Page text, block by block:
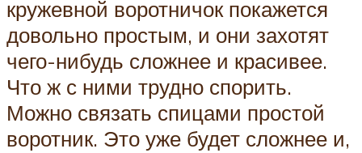
кружевной воротничок покажется
довольно простым, и они захотят
чего-нибудь сложнее и красивее.
Что ж с ними трудно спорить.
Можно связать спицами простой
воротник. Это уже будет сложнее и,